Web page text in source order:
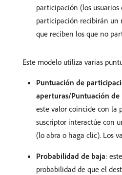
participación (los
participación recibirán un
que reciben los que no
Este modelo utiliza varias
Puntuación de
aperturas/Puntuación
este valor coincide con la
suscriptor interactúe con
(lo abra o haga clic). Los
Probabilidad de baja:
probabilidad de que el